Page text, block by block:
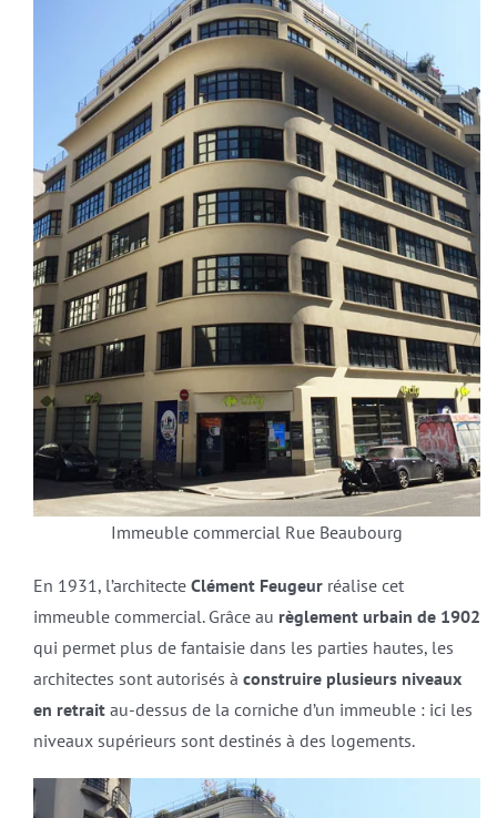
Immeuble commercial Rue Beaubourg
En 1931, l’architecte Clément Feugeurréalise cet
immeuble commercial. Grâce au règlement urbain de 1902
qui permet plus de fantaisie dans les parties hautes, les
architectes sont autorisés à construire plusieurs niveaux
en retrait au-dessus de la corniche d’un immeuble : ici les
niveaux supérieurs sont destinés à des logements.